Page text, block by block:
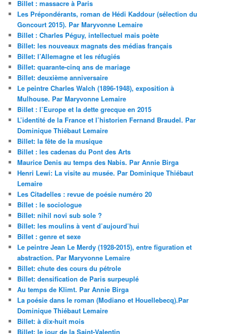
Billet : massacre à Paris
Les Prépondérants, roman de Hédi Kaddour (sélection du
Goncourt 2015). Par Maryvonne Lemaire
Billet : Charles Péguy, intellectuel mais poète
Billet: les nouveaux magnats des médias français
Billet: l’Allemagne et les réfugiés
Billet: quarante-cinq ans de mariage
Billet: deuxième anniversaire
Le peintre Charles Walch (1896-1948), exposition à
Mulhouse. Par Maryvonne Lemaire
Billet : l’Europe et la dette grecque en 2015
L’identité de la France et l’historien Fernand Braudel. Par
Dominique Thiébaut Lemaire
Billet: la fête de la musique
Billet : les cadenas du Pont des Arts
Maurice Denis au temps des Nabis. Par Annie Birga
Henri Lewi: La visite au musée. Par Dominique Thiébaut
Lemaire
Les Citadelles : revue de poésie numéro 20
Billet : le sociologue
Billet: nihil novi sub sole ?
Billet: les moulins à vent d’aujourd’hui
Billet : genre et sexe
Le peintre Jean Le Merdy (1928-2015), entre figuration et
abstraction. Par Maryvonne Lemaire
Billet: chute des cours du pétrole
Billet: densification de Paris surpeuplé
Au temps de Klimt. Par Annie Birga
La poésie dans le roman (Modiano et Houellebecq).Par
Dominique Thiébaut Lemaire
Billet: à dix-huit mois
Billet: le jour de la Saint-Valentin